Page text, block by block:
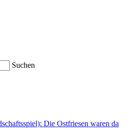
Suchen
Die Ostfriesen waren da